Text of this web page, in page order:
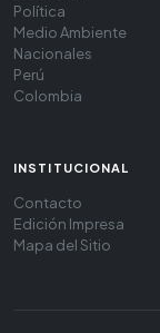
Política
Medio Ambiente
Nacionales
Perú
Colombia
INSTITUCIONAL
Contacto
Edición Impresa
Mapa del Sitio